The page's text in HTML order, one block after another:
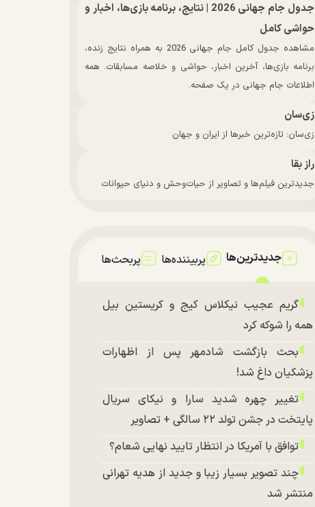
جدول جام جهانی 2026 | نتایج، برنامه بازی‌ها، اخبار و
حواشی کامل
مشاهده جدول کامل جام جهانی 2026 به همراه نتایج زنده،
برنامه بازی‌ها، آخرین اخبار، حواشی و خلاصه مسابقات. همه
اطلاعات جام جهانی در یک صفحه.
زی‌سان
زی‌سان: تازه‌ترین خبرها از ایران و جهان
راز بقا
جدیدترین فیلم‌ها و تصاویر از حیات‌وحش و دنیای حیوانات
جدیدترین‌ها پربیننده‌ها پربحث‌ها
گریم عجیب نیکلاس کیج و کریستین بیل
همه را شوکه کرد
بحث بازگشت شادمهر پس از اظهارات
پزشکیان داغ شد!
تغییر چهره شدید سارا و نیکای سریال
پایتخت در جشن تولد ۲۲ سالگی + تصاویر
توافق با آمریکا در انتظار تایید نهایی شعام؟
چند تصویر بسیار زیبا و جدید از هدیه تهرانی
منتشر شد